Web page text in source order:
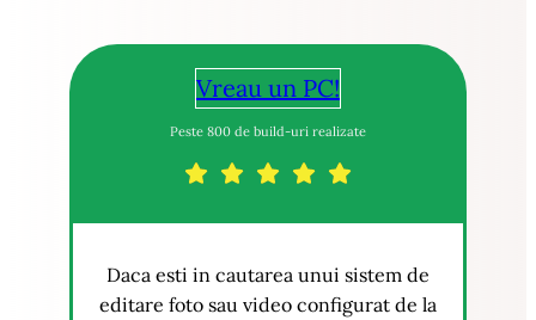
Vreau un PC!
Peste 800 de build-uri realizate
Daca esti in cautarea unui sistem de
editare foto sau video configurat de la